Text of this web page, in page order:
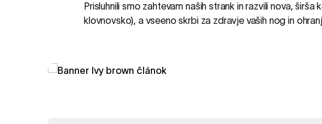
Prisluhnili smo zahtevam naših strank in razvili nova,
klovnovsko), a vseeno skrbi za zdravje vaših nog in